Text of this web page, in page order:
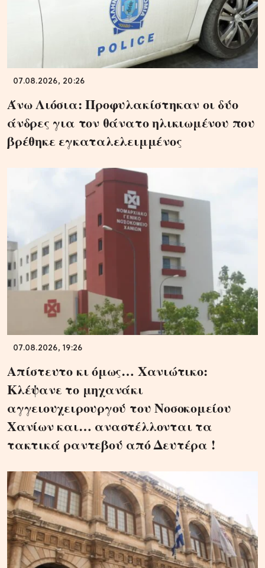
07.08.2026, 20:26
Άνω Λιόσια: Προφυλακίστηκαν οι δύο
άνδρες για τον θάνατο ηλικιωμένου που
βρέθηκε εγκαταλελειμμένος
07.08.2026, 19:26
Απίστευτο κι όμως… Χανιώτικο:
Κλέψανε το μηχανάκι
αγγειουχειρουργού του Νοσοκομείου
Χανίων και… αναστέλλονται τα
τακτικά ραντεβού από Δευτέρα !